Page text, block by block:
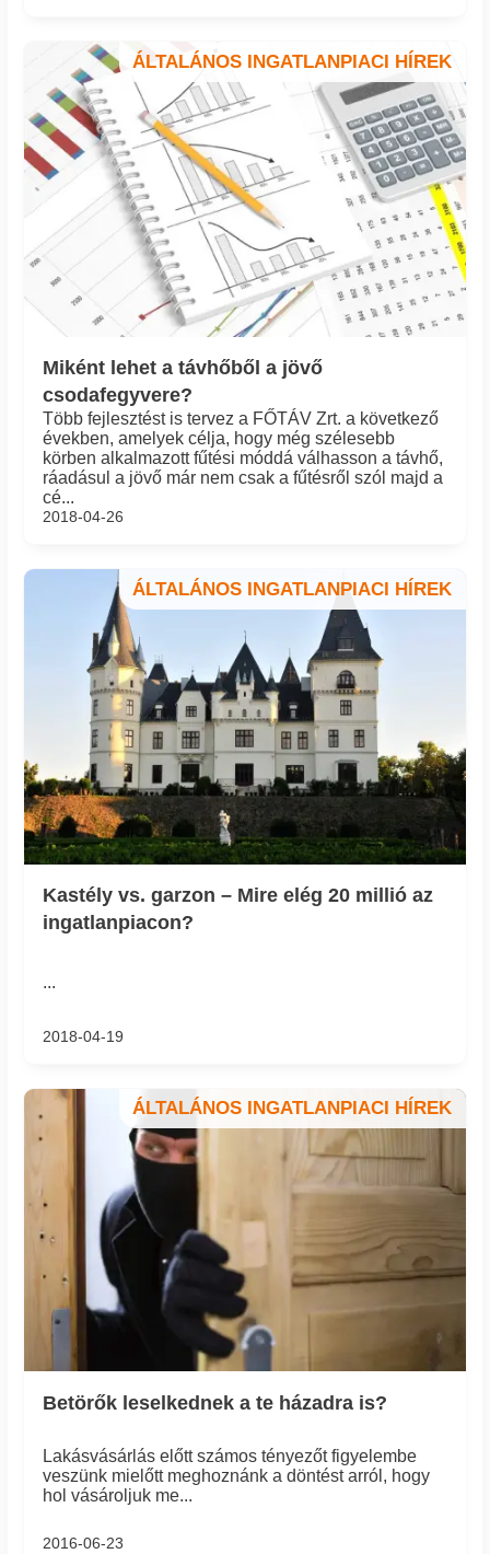
ÁLTALÁNOS INGATLANPIACI HÍREK
Miként lehet a távhőből a jövő
csodafegyvere?
Több fejlesztést is tervez a FŐTÁV Zrt. a következő
években, amelyek célja, hogy még szélesebb
körben alkalmazott fűtési móddá válhasson a távhő,
ráadásul a jövő már nem csak a fűtésről szól majd a
cé...
2018-04-26
ÁLTALÁNOS INGATLANPIACI HÍREK
Kastély vs. garzon – Mire elég 20 millió az
ingatlanpiacon?
...
2018-04-19
ÁLTALÁNOS INGATLANPIACI HÍREK
Betörők leselkednek a te házadra is?
Lakásvásárlás előtt számos tényezőt figyelembe
veszünk mielőtt meghoznánk a döntést arról, hogy
hol vásároljuk me...
2016-06-23